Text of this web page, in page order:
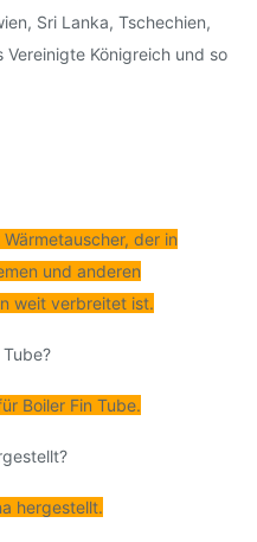
Sri Lanka, Tschechien,
Vereinigte Königreich und so
der in
und anderen
weit verbreitet ist.
Boiler Fin Tube.
hergestellt.